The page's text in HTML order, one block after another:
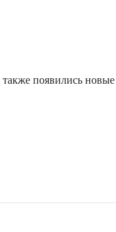
также появились новые